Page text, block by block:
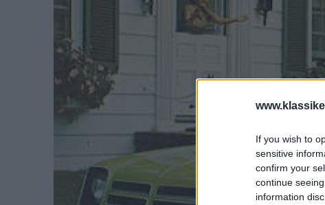
If you wish to
sensitive
confirm your
continue
information